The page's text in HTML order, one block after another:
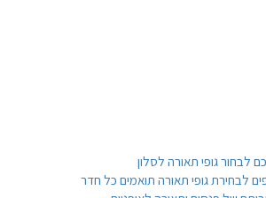
לבחור גופי תאורה לסלון
לבחירת גופי תאורה תואמים כל חדר